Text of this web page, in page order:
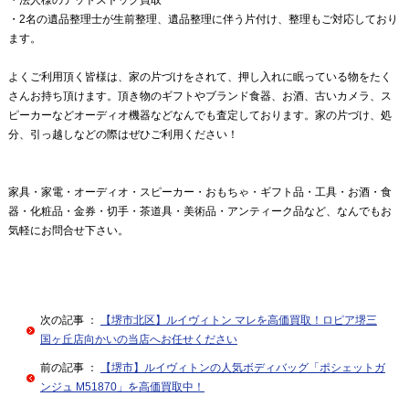
・2名の遺品整理士が生前整理、遺品整理に伴う片付け、整理もご対応しており
ます。
よくご利用頂く皆様は、家の片づけをされて、押し入れに眠っている物をたく
さんお持ち頂けます。頂き物のギフトやブランド食器、お酒、古いカメラ、ス
ピーカーなどオーディオ機器などなんでも査定しております。家の片づけ、処
分、引っ越しなどの際はぜひご利用ください！
家具・家電・オーディオ・スピーカー・おもちゃ・ギフト品・工具・お酒・食
器・化粧品・金券・切手・茶道具・美術品・アンティーク品など、なんでもお
気軽にお問合せ下さい。
次の記事 ：
【堺市北区】ルイヴィトン マレを高価買取！ロピア堺三
国ヶ丘店向かいの当店へお任せください
前の記事 ：
【堺市】ルイヴィトンの人気ボディバッグ「ポシェットガ
ンジュ M51870」を高価買取中！